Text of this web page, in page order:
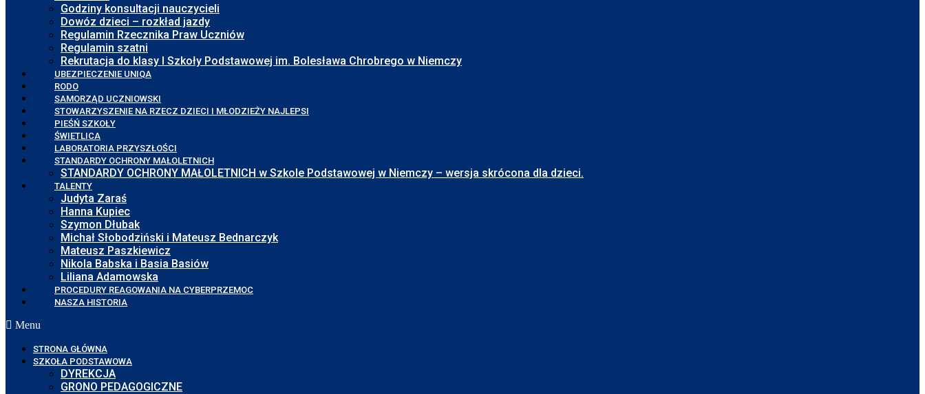
Godziny konsultacji nauczycieli
Dowóz dzieci – rozkład jazdy
Regulamin Rzecznika Praw Uczniów
Regulamin szatni
Rekrutacja do klasy I Szkoły Podstawowej im. Bolesława Chrobrego w Niemczy
UBEZPIECZENIE UNIQA
RODO
SAMORZĄD UCZNIOWSKI
STOWARZYSZENIE NA RZECZ DZIECI I MŁODZIEŻY NAJLEPSI
PIEŚŃ SZKOŁY
ŚWIETLICA
LABORATORIA PRZYSZŁOŚCI
STANDARDY OCHRONY MAŁOLETNICH
STANDARDY OCHRONY MAŁOLETNICH w Szkole Podstawowej w Niemczy – wersja skrócona dla dzieci.
TALENTY
Judyta Zaraś
Hanna Kupiec
Szymon Dłubak
Michał Słobodziński i Mateusz Bednarczyk
Mateusz Paszkiewicz
Nikola Babska i Basia Basiów
Liliana Adamowska
PROCEDURY REAGOWANIA NA CYBERPRZEMOC
NASZA HISTORIA
Menu
STRONA GŁÓWNA
SZKOŁA PODSTAWOWA
DYREKCJA
GRONO PEDAGOGICZNE